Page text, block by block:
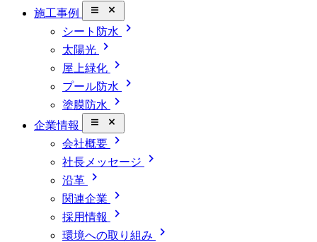
施工事例 close_small
シート防水 chevron_right
太陽光 chevron_right
屋上緑化 chevron_right
プール防水 chevron_right
塗膜防水 chevron_right
企業情報 close_small
会社概要 chevron_right
社長メッセージ chevron_right
沿革 chevron_right
関連企業 chevron_right
採用情報 chevron_right
環境への取り組み chevron_right